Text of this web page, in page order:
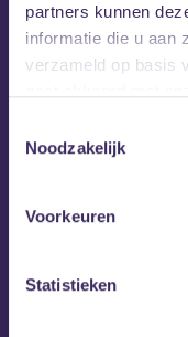
partners kunnen
informatie die u aan
verzameld op basis
Noodzakelijk
Voorkeuren
Statistieken